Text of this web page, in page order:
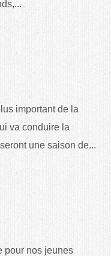
important de la
va conduire la
une saison de...
pour nos jeunes